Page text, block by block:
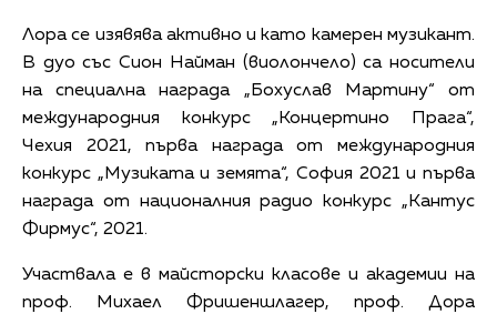
Лора се изявява активно и като камерен музикант.
В дуо със Сион Найман (виолончело) са носители
на специална награда „Бохуслав Мартину“ от
международния конкурс „Концертино Прага“,
Чехия 2021, първа награда от международния
конкурс „Музиката и земята“, София 2021 и първа
награда от националния радио конкурс „Кантус
Фирмус“, 2021.
Участвала е в майсторски класове и академии на
проф. Михаел Фришеншлагер, проф. Дора